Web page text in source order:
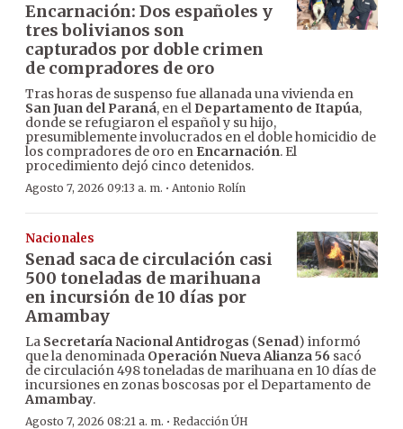
Encarnación: Dos españoles y
tres bolivianos son
capturados por doble crimen
de compradores de oro
Tras horas de suspenso fue allanada una vivienda en
San Juan del Paraná, en el Departamento de Itapúa,
donde se refugiaron el español y su hijo,
presumiblemente involucrados en el doble homicidio de
los compradores de oro en Encarnación. El
procedimiento dejó cinco detenidos.
Agosto 7, 2026 09:13 a. m. · Antonio Rolín
Nacionales
Senad saca de circulación casi
500 toneladas de marihuana
en incursión de 10 días por
Amambay
La Secretaría Nacional Antidrogas (Senad) informó
que la denominada Operación Nueva Alianza 56 sacó
de circulación 498 toneladas de marihuana en 10 días de
incursiones en zonas boscosas por el Departamento de
Amambay.
Agosto 7, 2026 08:21 a. m. · Redacción ÚH